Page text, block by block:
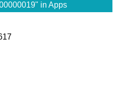
in Apps